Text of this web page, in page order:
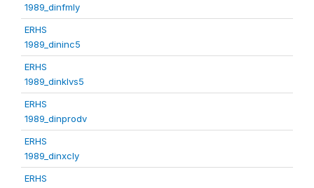
1989_dinfmly
ERHS
1989_dininc5
ERHS
1989_dinklvs5
ERHS
1989_dinprodv
ERHS
1989_dinxcly
ERHS